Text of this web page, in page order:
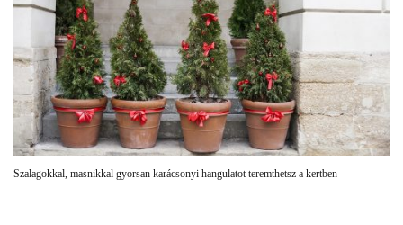
Szalagokkal, masnikkal gyorsan karácsonyi hangulatot teremthetsz a kertben